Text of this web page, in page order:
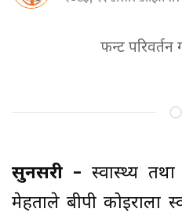
फन्ट परिवर्तन
सुनसरी – स्वास्थ्य तथा
मेहताले बीपी कोइराला